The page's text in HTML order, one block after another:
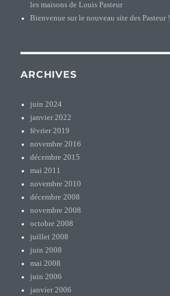
les maisons de Louis Pasteur
Bienvenue sur le nouveau site des Pasteur !
ARCHIVES
juin 2024
janvier 2022
février 2019
novembre 2016
décembre 2015
mai 2011
novembre 2010
décembre 2008
novembre 2008
octobre 2008
juillet 2008
juin 2008
mai 2008
juin 2006
janvier 2006